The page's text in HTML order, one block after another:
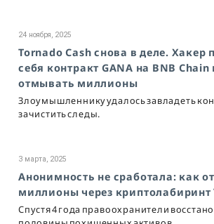
24 ноября, 2025
Tornado Cash снова в деле. Хакер
себя контракт GANA на BNB Chain
отмывать миллионы
Злоумышленнику удалось завладеть
зачистить следы.
3 марта, 2025
Анонимность не сработала: как
миллионы через криптолабиринт
Спустя 4 года правоохранители